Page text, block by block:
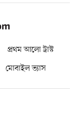
প্রথম আলো ট্রাস্ট
মোবাইল ভ্যাস